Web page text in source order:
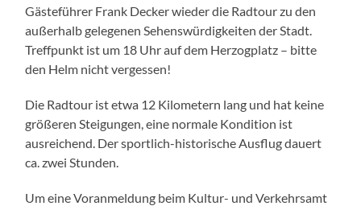
Gästeführer Frank Decker wieder die Radtour zu den
außerhalb gelegenen Sehenswürdigkeiten der Stadt.
Treffpunkt ist um 18 Uhr auf dem Herzogplatz – bitte
den Helm nicht vergessen!
Die Radtour ist etwa 12 Kilometern lang und hat keine
größeren Steigungen, eine normale Kondition ist
ausreichend. Der sportlich-historische Ausflug dauert
ca. zwei Stunden.
Um eine Voranmeldung beim Kultur- und Verkehrsamt